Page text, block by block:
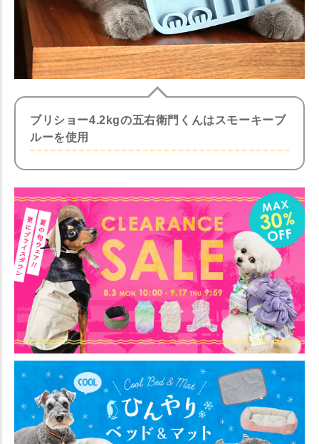
ブリショー4.2kgの五右衛門くんはスモーキーブ
ルーを使用